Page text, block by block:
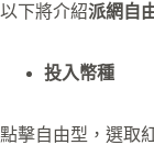
以下將介紹派網自
投入幣種
點擊自由型，選取